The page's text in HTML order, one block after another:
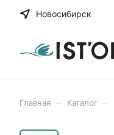
Новосибирск
Главная Каталог